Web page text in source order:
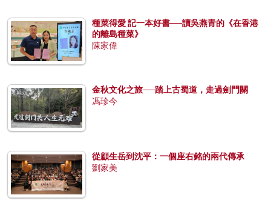
種菜得愛 記一本好書──讀吳燕青的《在香港
的離島種菜》
陳家偉
金秋文化之旅──踏上古蜀道，走過劍門關
馮珍今
從顧生岳到沈平：一個座右銘的兩代傳承
劉家美